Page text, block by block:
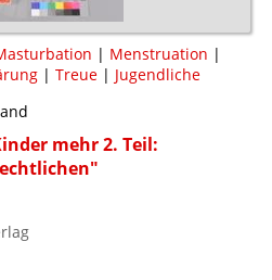
| Menstruation |
| Treue | Jugendliche
mehr 2. Teil: